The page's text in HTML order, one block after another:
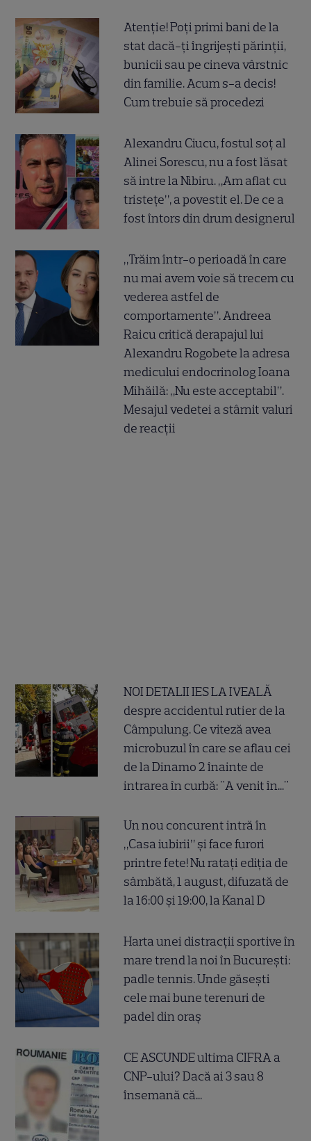
Atenție! Poți primi bani de la
stat dacă-ți îngrijești părinții,
bunicii sau pe cineva vârstnic
din familie. Acum s-a decis!
Cum trebuie să procedezi
Alexandru Ciucu, fostul soț al
Alinei Sorescu, nu a fost lăsat
să intre la Nibiru. „Am aflat cu
tristețe”, a povestit el. De ce a
fost întors din drum designerul
„Trăim într-o perioadă în care
nu mai avem voie să trecem cu
vederea astfel de
comportamente”. Andreea
Raicu critică derapajul lui
Alexandru Rogobete la adresa
medicului endocrinolog Ioana
Mihăilă: „Nu este acceptabil”.
Mesajul vedetei a stârnit valuri
de reacții
NOI DETALII IES LA IVEALĂ
despre accidentul rutier de la
Câmpulung. Ce viteză avea
microbuzul în care se aflau cei
de la Dinamo 2 înainte de
intrarea în curbă: "A venit în..."
Un nou concurent intră în
„Casa iubirii” și face furori
printre fete! Nu ratați ediția de
sâmbătă, 1 august, difuzată de
la 16:00 și 19:00, la Kanal D
Harta unei distracții sportive în
mare trend la noi în București:
padle tennis. Unde găsești
cele mai bune terenuri de
padel din oraș
CE ASCUNDE ultima CIFRA a
CNP-ului? Dacă ai 3 sau 8
însemană că...